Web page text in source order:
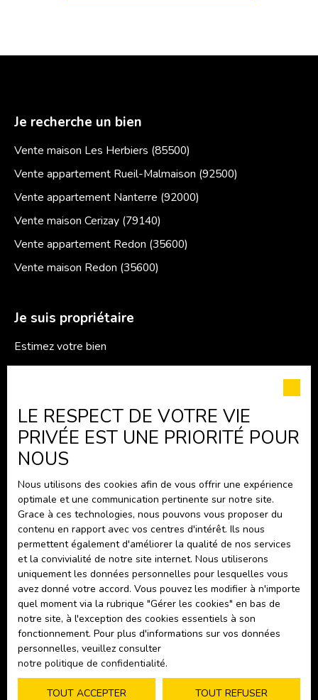
Je recherche un bien
Vente maison Les Herbiers (85500)
Vente appartement Rueil-Malmaison (92500)
Vente appartement Nanterre (92000)
Vente maison Cerizay (79140)
Vente appartement Redon (35600)
Vente maison Redon (35600)
Je suis propriétaire
Estimez votre bien
Espace vendeur
Gestion locative
Nous contacter
Informations
Nos honoraires
Mentions légales
Politique de confidentialité
Plan du site
Gérer les cookies
Propulsé par
LE RESPECT DE VOTRE VIE
PRIVÉE EST UNE PRIORITÉ POUR
NOUS
Nous utilisons des cookies afin de vous offrir une expérience
optimale et une communication pertinente sur notre site.
Grace à ces technologies, nous pouvons vous proposer du
contenu en rapport avec vos centres d'intérêt. Ils nous
permettent également d'améliorer la qualité de nos services
et la convivialité de notre site internet. Nous utiliserons
uniquement les données personnelles pour lesquelles vous
avez donné votre accord. Vous pouvez les modifier à n'importe
quel moment via la rubrique ″Gérer les cookies″ en bas de
notre site, à l'exception des cookies essentiels à son
fonctionnement. Pour plus d'informations sur vos données
personnelles, veuillez consulter
notre politique de confidentialité.
TOUT ACCEPTER TOUT REFUSER